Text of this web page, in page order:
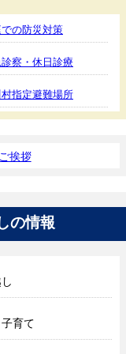
の防災対策
察・休日診療
村指定避難場所
挨拶
の情報
育て